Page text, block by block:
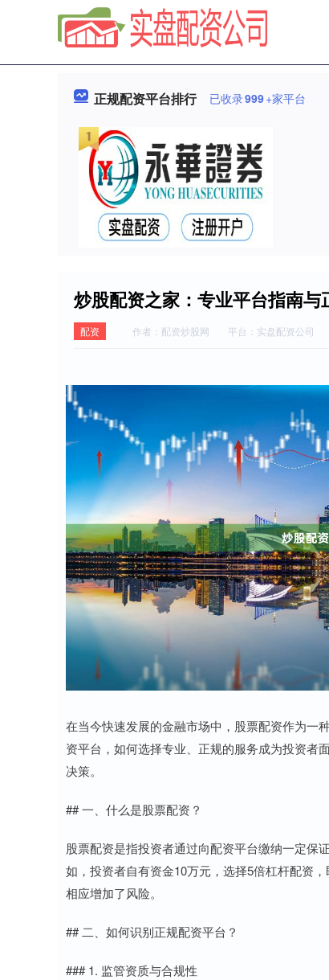
正规配资平台排行 已收录999+家平台
炒股配资之家：专业平台指南与
配资 作者：配资炒股网 平台：实盘配资公司
在当今快速发展的金融市场中，股票配资作为一
资平台，如何选择专业、正规的服务成为投资者
决策。
## 一、什么是股票配资？
股票配资是指投资者通过向配资平台缴纳一定保
如，投资者自有资金10万元，选择5倍杠杆配资
相应增加了风险。
## 二、如何识别正规配资平台？
### 1. 监管资质与合规性